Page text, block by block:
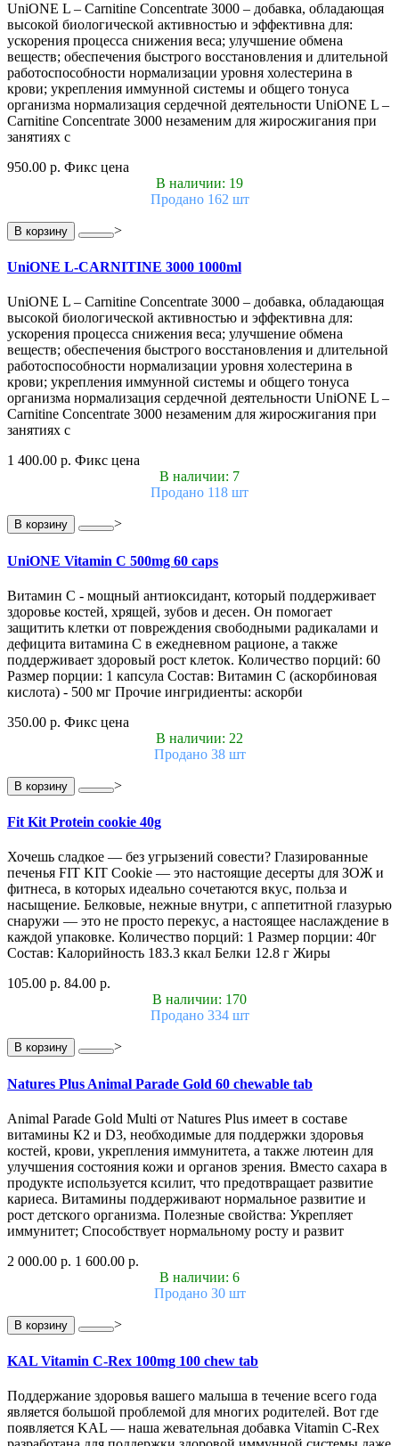
UniONE L – Carnitine Concentrate 3000 – добавка, обладающая
высокой биологической активностью и эффективна для:
ускорения процесса снижения веса; улучшение обмена
веществ; обеспечения быстрого восстановления и длительной
работоспособности нормализации уровня холестерина в
крови; укрепления иммунной системы и общего тонуса
организма нормализация сердечной деятельности UniONE L –
Carnitine Concentrate 3000 незаменим для жиросжигания при
занятиях с
950.00 р. Фикс цена
В наличии: 19
Продано 162 шт
В корзину >
UniONE L-CARNITINE 3000 1000ml
UniONE L – Carnitine Concentrate 3000 – добавка, обладающая
высокой биологической активностью и эффективна для:
ускорения процесса снижения веса; улучшение обмена
веществ; обеспечения быстрого восстановления и длительной
работоспособности нормализации уровня холестерина в
крови; укрепления иммунной системы и общего тонуса
организма нормализация сердечной деятельности UniONE L –
Carnitine Concentrate 3000 незаменим для жиросжигания при
занятиях с
1 400.00 р. Фикс цена
В наличии: 7
Продано 118 шт
В корзину >
UniONE Vitamin С 500mg 60 caps
Витамин С - мощный антиоксидант, который поддерживает
здоровье костей, хрящей, зубов и десен. Он помогает
защитить клетки от повреждения свободными радикалами и
дефицита витамина С в ежедневном рационе, а также
поддерживает здоровый рост клеток. Количество порций: 60
Размер порции: 1 капсула Состав: Витамин С (аскорбиновая
кислота) - 500 мг Прочие ингридиенты: аскорби
350.00 р. Фикс цена
В наличии: 22
Продано 38 шт
В корзину >
Fit Kit Protein cookie 40g
Хочешь сладкое — без угрызений совести? Глазированные
печенья FIT KIT Cookie — это настоящие десерты для ЗОЖ и
фитнеса, в которых идеально сочетаются вкус, польза и
насыщение. Белковые, нежные внутри, с аппетитной глазурью
снаружи — это не просто перекус, а настоящее наслаждение в
каждой упаковке. Количество порций: 1 Размер порции: 40г
Состав: Калорийность 183.3 ккал Белки 12.8 г Жиры
105.00 р. 84.00 р.
В наличии: 170
Продано 334 шт
В корзину >
Natures Plus Animal Parade Gold 60 chewable tab
Animal Parade Gold Multi от Natures Plus имеет в составе
витамины К2 и D3, необходимые для поддержки здоровья
костей, крови, укрепления иммунитета, а также лютеин для
улучшения состояния кожи и органов зрения. Вместо сахара в
продукте используется ксилит, что предотвращает развитие
кариеса. Витамины поддерживают нормальное развитие и
рост детского организма. Полезные свойства: Укрепляет
иммунитет; Способствует нормальному росту и развит
2 000.00 р. 1 600.00 р.
В наличии: 6
Продано 30 шт
В корзину >
KAL Vitamin C-Rex 100mg 100 chew tab
Поддержание здоровья вашего малыша в течение всего года
является большой проблемой для многих родителей. Вот где
появляется KAL — наша жевательная добавка Vitamin C-Rex